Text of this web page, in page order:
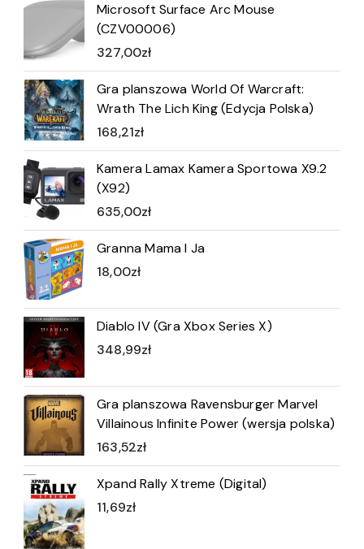
Microsoft Surface Arc Mouse
(CZV00006)
327,00zł
Gra planszowa World Of Warcraft:
Wrath The Lich King (Edycja Polska)
168,21zł
Kamera Lamax Kamera Sportowa X9.2
(X92)
635,00zł
Granna Mama I Ja
18,00zł
Diablo IV (Gra Xbox Series X)
348,99zł
Gra planszowa Ravensburger Marvel
Villainous Infinite Power (wersja polska)
163,52zł
Xpand Rally Xtreme (Digital)
11,69zł